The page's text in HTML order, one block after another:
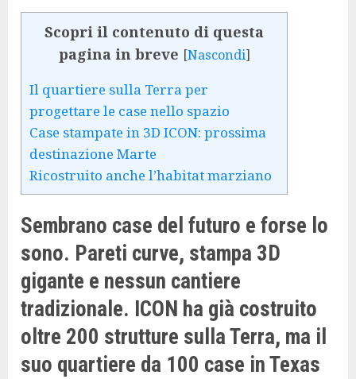
Scopri il contenuto di questa
pagina in breve [Nascondi]
Il quartiere sulla Terra per
progettare le case nello spazio
Case stampate in 3D ICON: prossima
destinazione Marte
Ricostruito anche l’habitat marziano
Sembrano case del futuro e forse lo
sono. Pareti curve, stampa 3D
gigante e nessun cantiere
tradizionale. ICON ha già costruito
oltre 200 strutture sulla Terra, ma il
suo quartiere da 100 case in Texas